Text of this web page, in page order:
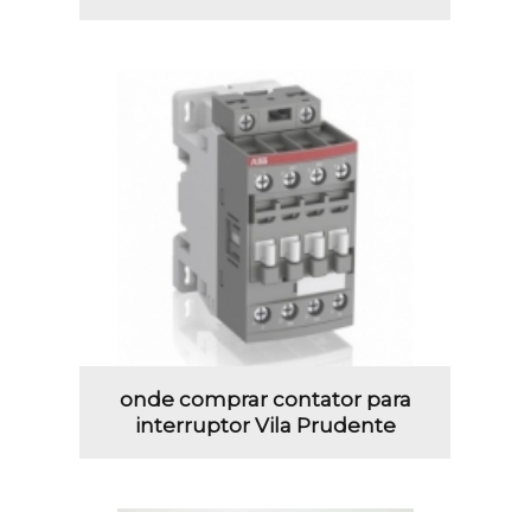
onde comprar contator para
interruptor Vila Prudente